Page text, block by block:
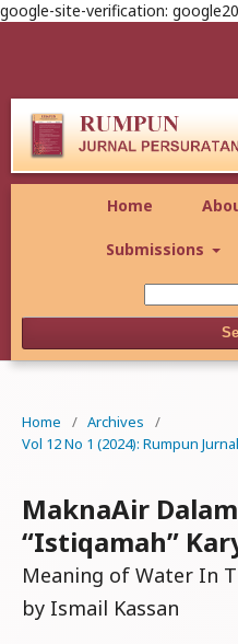
google-site-verification:
Home
Submissions
Home / Archives
/
Vol 12 No 1 (2024): Rumpun
MaknaAir
“Istiqamah”
Meaning of Water In
by Ismail Kassan